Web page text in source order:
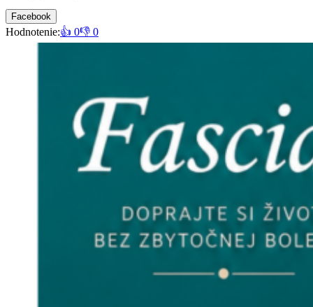
Facebook
Hodnotenie:👍 0👎 0